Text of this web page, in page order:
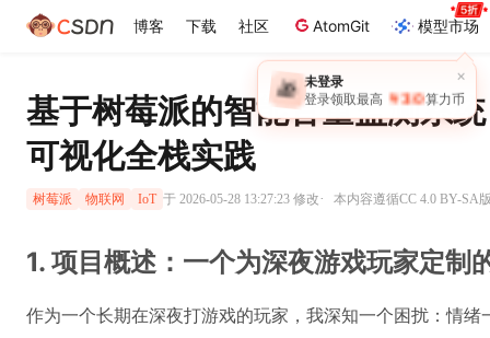
博客 下载 社区 AtomGit 模型市场
×
🎁 未登录
登录领取最高 ￥30 算力币
基于树莓派的智能音量监测系
可视化全栈实践
树莓派 物联网 IoT 于 2026-05-28 13:27:23 修改· 本内容遵循CC 4.0 BY-SA
1. 项目概述：一个为深夜游戏玩家定制
作为一个长期在深夜打游戏的玩家，我深知一个困扰：情